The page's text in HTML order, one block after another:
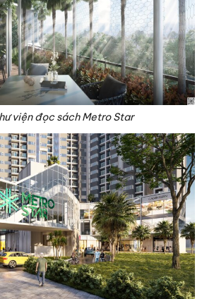
viện đọc sách Metro Star